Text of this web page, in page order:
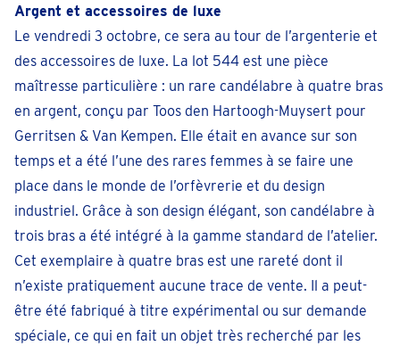
Argent et accessoires de luxe
Le vendredi 3 octobre, ce sera au tour de l’argenterie et
des accessoires de luxe. La lot 544 est une pièce
maîtresse particulière : un rare candélabre à quatre bras
en argent, conçu par Toos den Hartoogh-Muysert pour
Gerritsen & Van Kempen. Elle était en avance sur son
temps et a été l’une des rares femmes à se faire une
place dans le monde de l’orfèvrerie et du design
industriel. Grâce à son design élégant, son candélabre à
trois bras a été intégré à la gamme standard de l’atelier.
Cet exemplaire à quatre bras est une rareté dont il
n’existe pratiquement aucune trace de vente. Il a peut-
être été fabriqué à titre expérimental ou sur demande
spéciale, ce qui en fait un objet très recherché par les